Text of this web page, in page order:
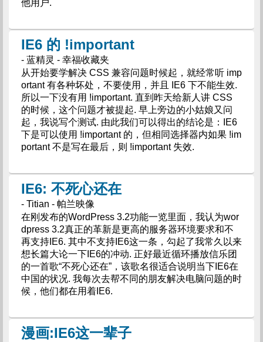
他用户.
IE6 的 !important
- 蓝精灵 - 幸福收藏夹
从开始要学解决 CSS 兼容问题时候起，就经常听 imp
ortant 有各种坏处，不要使用，并且 IE6 下不能生效.
所以一下没有用 !important. 直到昨天给新人讲 CSS
的时候，这个问题才被提起. 早上旁边的小姑娘又问
起，我说写个测试. 由此我们可以得出的结论是：IE6
下是可以使用 !important 的，但相同选择器内如果 !im
portant 不是写在最后，则 !important 失效.
IE6: 不死心还在
- Titian - 帕兰映像
在刚发布的WordPress 3.2功能一览里面，我认为wor
dpress 3.2真正的革新是更高的服务器环境要求和不
再支持IE6. 其中不支持IE6这一条，勾起了我常久以来
想长篇大论一下IE6的冲动. 正好最近循环播放信乐团
的一首歌“不死心还在”，该歌名很适合说明当下IE6在
中国的状况. 我每次去帮不同的朋友解决电脑问题的时
候，他们都在用着IE6.
漫画:IE6这一辈子